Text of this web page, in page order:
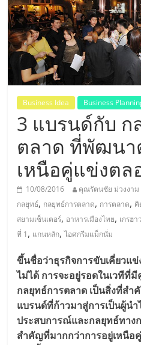
ประเทศไท
รวม
ธุรกิจ
เอ
ส
เอ็
มอี
ไทย,
SMEs,
Business Idea Business
3 แบรนด์กับ ก
ตลาด ที่พัฒนา
เหนือคู่แข่งตล
10/08/2016 คุณรัตนชัย ม่วงงาม
กลยุทธ์, กลยุทธ์การตลาด, การตลาด, คิ
สยามเซ็นเตอร์, อาหารเมืองไทย, เกรฮ
ที่ 1, แกนหลัก,ไอศกรีมแม็กนั่ม
ขึ้นชื่อว่าธุรกิจการขับเคี่ยวแข่
ไม่ได้ การจะอยู่รอดในเวทีที่
กลยุทธ์การตลาด เป็นสิ่งที่สำ
แบรนด์ที่ก้าวมาสู่การเป็นผู้น
ประสบการณ์และกลยุทธ์ทาง
สำคัญที่มากกว่าการอยู่เหนือ